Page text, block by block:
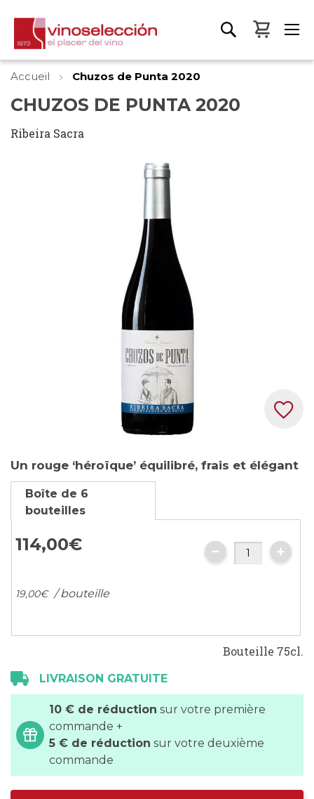
Mon
Accueil Chuzos de Punta 2020
CHUZOS DE PUNTA 2020
Ribeira Sacra
to
the
beginning
of
the
images
Un rouge ‘héroïque’ équilibré, frais et élégant
Boîte de 6
bouteilles
114,00€
19,00€ / bouteille
Bouteille 75cl.
LIVRAISON GRATUITE
10 € de réduction sur votre première
commande +
5 € de réduction sur votre deuxième
commande